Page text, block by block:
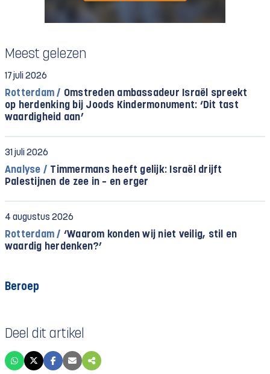
Meest gelezen
17 juli 2026
Rotterdam / Omstreden ambassadeur Israël spreekt
op herdenking bij Joods Kindermonument: ‘Dit tast
waardigheid aan’
31 juli 2026
Analyse / Timmermans heeft gelijk: Israël drijft
Palestijnen de zee in – en erger
4 augustus 2026
Rotterdam / ‘Waarom konden wij niet veilig, stil en
waardig herdenken?’
Beroep
Deel dit artikel